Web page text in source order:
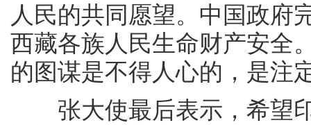
人民的共同愿望。中国政府
西藏各族人民生命财产安全
的图谋是不得人心的，是注
张大使最后表示，希望印